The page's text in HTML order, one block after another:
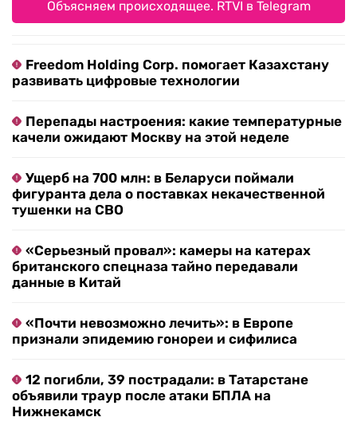
Объясняем происходящее. RTVI в Telegram
Freedom Holding Corp. помогает Казахстану
развивать цифровые технологии
Перепады настроения: какие температурные
качели ожидают Москву на этой неделе
Ущерб на 700 млн: в Беларуси поймали
фигуранта дела о поставках некачественной
тушенки на СВО
«Серьезный провал»: камеры на катерах
британского спецназа тайно передавали
данные в Китай
«Почти невозможно лечить»: в Европе
признали эпидемию гонореи и сифилиса
12 погибли, 39 пострадали: в Татарстане
объявили траур после атаки БПЛА на
Нижнекамск